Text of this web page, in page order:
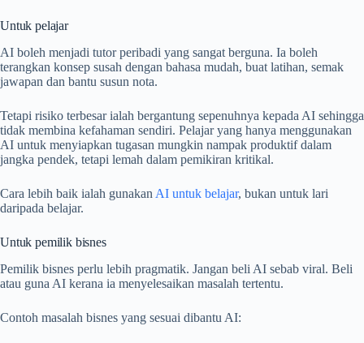
Untuk pelajar
AI boleh menjadi tutor peribadi yang sangat berguna. Ia boleh
terangkan konsep susah dengan bahasa mudah, buat latihan, semak
jawapan dan bantu susun nota.
Tetapi risiko terbesar ialah bergantung sepenuhnya kepada AI sehingga
tidak membina kefahaman sendiri. Pelajar yang hanya menggunakan
AI untuk menyiapkan tugasan mungkin nampak produktif dalam
jangka pendek, tetapi lemah dalam pemikiran kritikal.
Cara lebih baik ialah gunakan AI untuk belajar, bukan untuk lari
daripada belajar.
Untuk pemilik bisnes
Pemilik bisnes perlu lebih pragmatik. Jangan beli AI sebab viral. Beli
atau guna AI kerana ia menyelesaikan masalah tertentu.
Contoh masalah bisnes yang sesuai dibantu AI: